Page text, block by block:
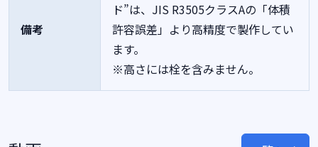
備考
ド”は、JIS R3505クラスAの「体積
許容誤差」より高精度で製作してい
ます。
※高さには栓を含みません。